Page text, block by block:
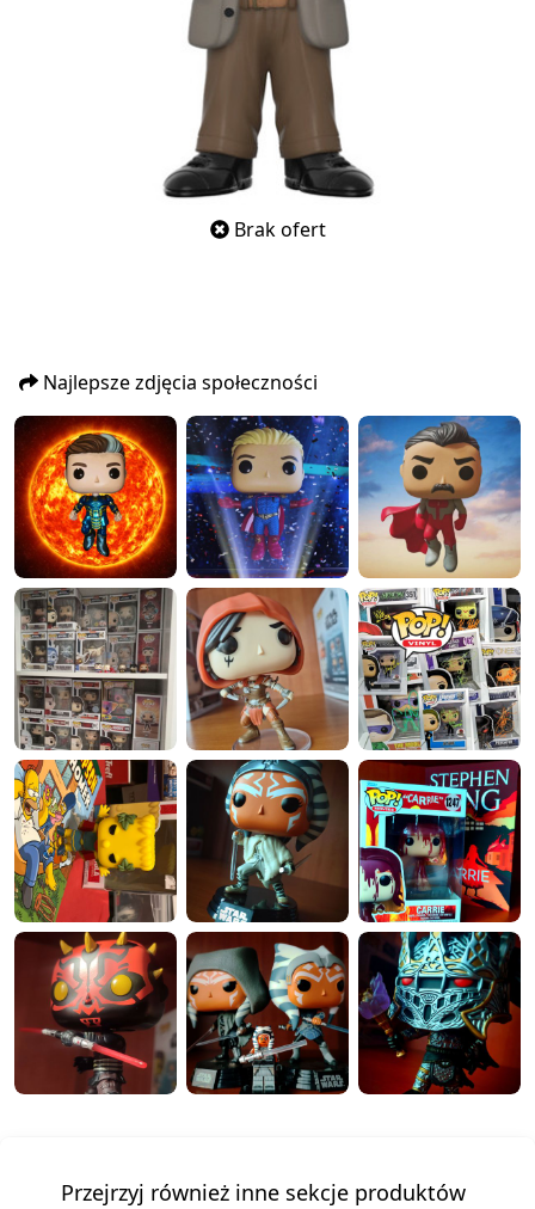
Brak ofert
Najlepsze zdjęcia społeczności
Przejrzyj również inne sekcje produktów